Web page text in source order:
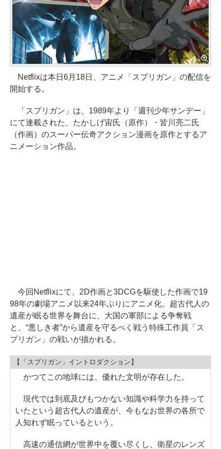
Netflixは本日6月18日、アニメ「スプリガン」の配信を
開始する。
「スプリガン」は、1989年より「週刊少年サンデー」
にて連載された、たかしげ宙氏（原作）・皆川亮二氏
（作画）のスーパー伝奇アクション漫画を原作とするア
ニメーション作品。
今回Netflixにて、2D作画と3DCGを駆使した作画で19
98年の劇場アニメ以来24年ぶりにアニメ化。超古代人の
遺産が眠る世界を舞台に、大国の軍部による争奪戦
と、“悪しき者”から遺産を守るべく戦う特殊工作員「ス
プリガン」の戦いが描かれる。
【「スプリガン」イントロダクション】
かつてこの地球には、優れた文明が存在した。
現代では到底及びもつかない知識や科学力を持って
いたという超古代人の遺産が、今もなお世界の各所で
人知れず眠っているという。
高速の通信網が世界中を覆い尽くし、衛星のレンズ